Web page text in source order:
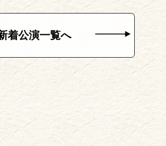
着公演一覧へ